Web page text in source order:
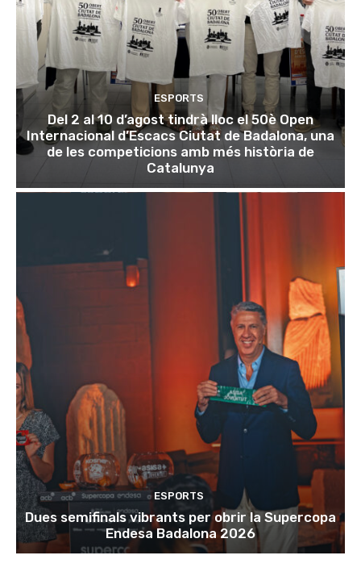
ESPORTS
Del 2 al 10 d’agost tindrà lloc el 50è Open
Internacional d’Escacs Ciutat de Badalona, una
de les competicions amb més història de
Catalunya
ESPORTS
Dues semifinals vibrants per obrir la Supercopa
Endesa Badalona 2026